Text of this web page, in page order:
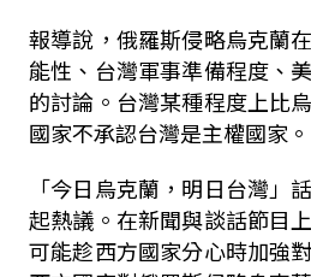
報導說，俄羅斯侵略烏克蘭
能性、台灣軍事準備程度、
的討論。台灣某種程度上比
國家不承認台灣是主權國家。
「今日烏克蘭，明日台灣」
起熱議。在新聞與談話節目
可能趁西方國家分心時加強